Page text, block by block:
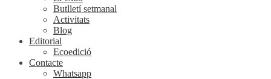
Butlletí setmanal
Activitats
Blog
Editorial
Ecoedició
Contacte
Whatsapp